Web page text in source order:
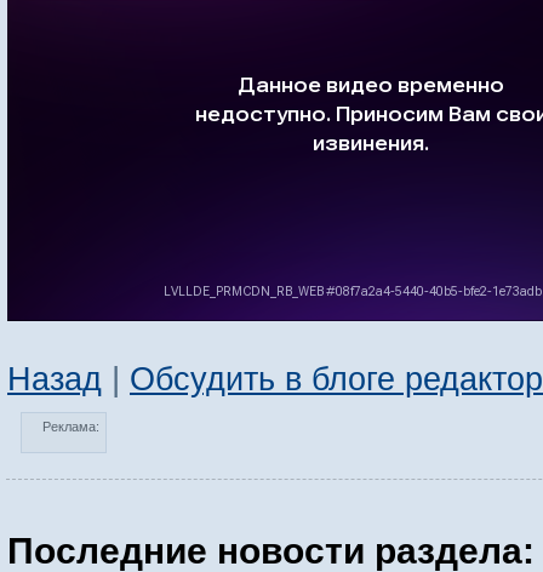
Назад | Обсудить в блоге
Реклама:
Последние новости раздела: